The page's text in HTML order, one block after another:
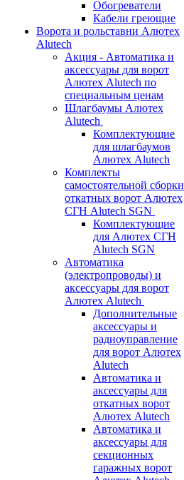
Обогреватели
Кабели греющие
Ворота и рольставни Алютех
Alutech
Акция - Автоматика и
аксессуары для ворот
Алютех Alutech по
специальным ценам
Шлагбаумы Алютех
Alutech
Комплектующие
для шлагбаумов
Алютех Alutech
Комплекты
самостоятельной сборки
откатных ворот Алютех
СГН Alutech SGN
Комплектующие
для Алютех СГН
Alutech SGN
Автоматика
(электропроводы) и
аксессуары для ворот
Алютех Alutech
Дополнительные
аксессуары и
радиоуправление
для ворот Алютех
Alutech
Автоматика и
аксессуары для
откатных ворот
Алютех Alutech
Автоматика и
аксессуары для
секционных
гаражных ворот